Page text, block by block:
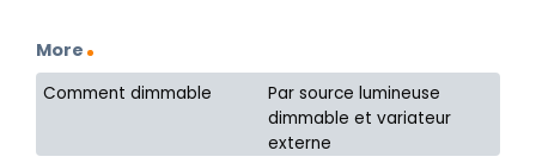
More
Comment dimmable
Par source lumineuse
dimmable et variateur
externe